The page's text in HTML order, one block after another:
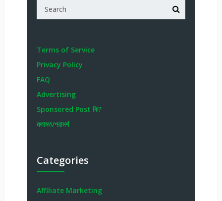
Terms of Service
Privacy Policy
FAQ
Advertising
Sponsored Post কি?
মতামত/পরামর্শ
Categories
Affiliate Marketing